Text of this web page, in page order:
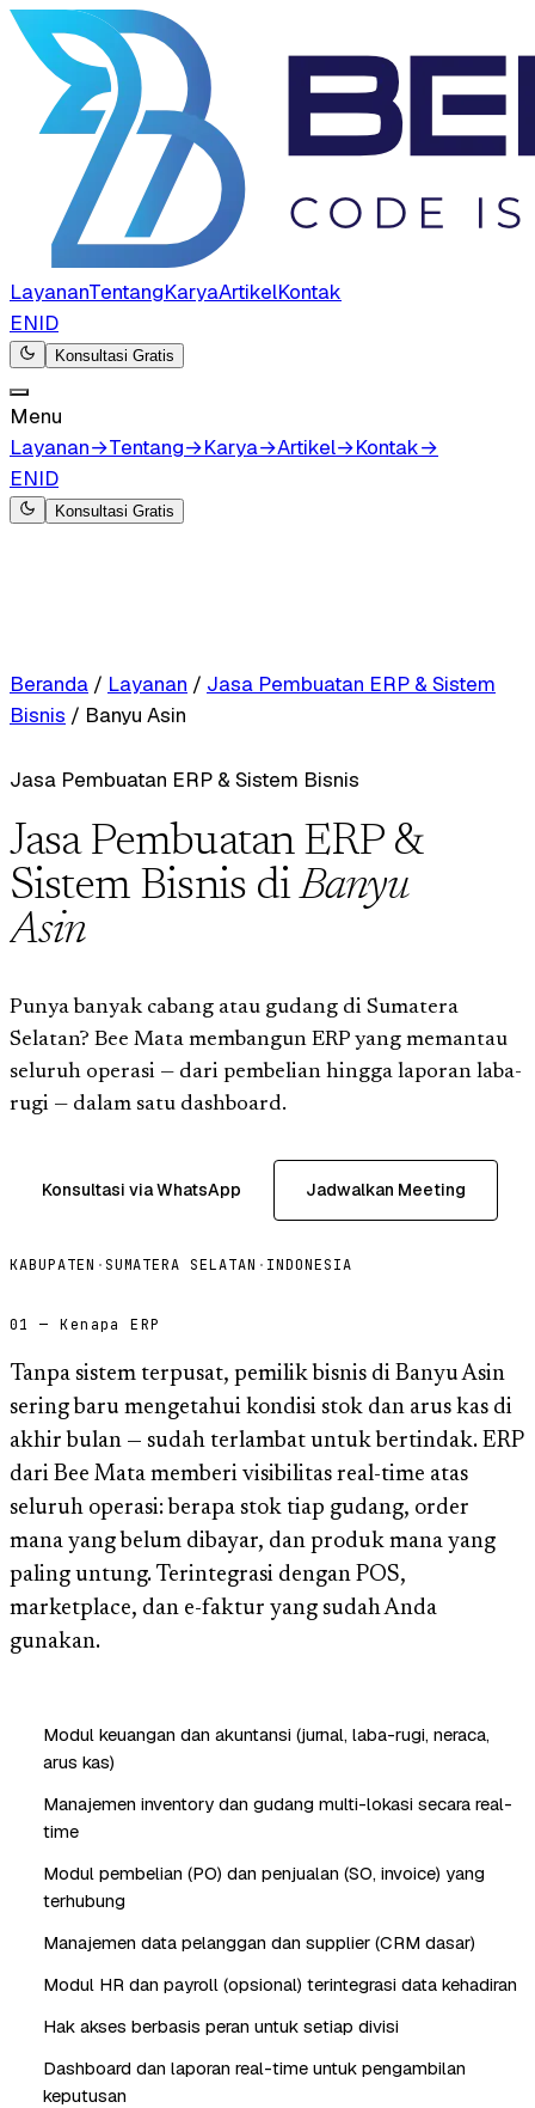
LayananTentangKaryaArtikelKontak
ENID
Konsultasi Gratis
Menu
Layanan→Tentang→Karya→Artikel→Kontak→
ENID
Konsultasi Gratis
Beranda / Layanan / Jasa Pembuatan ERP & Sistem
Bisnis / Banyu Asin
Jasa Pembuatan ERP & Sistem Bisnis
Jasa Pembuatan ERP &
Sistem Bisnis diBanyu
Asin
Punya banyak cabang atau gudang di Sumatera
Selatan? Bee Mata membangun ERP yang memantau
seluruh operasi — dari pembelian hingga laporan laba-
rugi — dalam satu dashboard.
Konsultasi via WhatsApp Jadwalkan Meeting
KABUPATEN · SUMATERA SELATAN · INDONESIA
01 — Kenapa ERP
Tanpa sistem terpusat, pemilik bisnis di Banyu Asin
sering baru mengetahui kondisi stok dan arus kas di
akhir bulan — sudah terlambat untuk bertindak. ERP
dari Bee Mata memberi visibilitas real-time atas
seluruh operasi: berapa stok tiap gudang, order
mana yang belum dibayar, dan produk mana yang
paling untung. Terintegrasi dengan POS,
marketplace, dan e-faktur yang sudah Anda
gunakan.
Modul keuangan dan akuntansi (jurnal, laba-rugi, neraca,
arus kas)
Manajemen inventory dan gudang multi-lokasi secara real-
time
Modul pembelian (PO) dan penjualan (SO, invoice) yang
terhubung
Manajemen data pelanggan dan supplier (CRM dasar)
Modul HR dan payroll (opsional) terintegrasi data kehadiran
Hak akses berbasis peran untuk setiap divisi
Dashboard dan laporan real-time untuk pengambilan
keputusan